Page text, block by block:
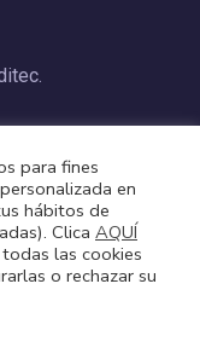
para fines
en
hábitos de
Clica AQUÍ
las cookies
o rechazar su